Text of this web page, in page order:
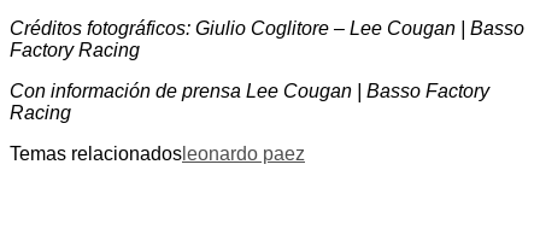
Créditos fotográficos: Giulio Coglitore – Lee Cougan | Basso
Factory Racing
Con información de prensa Lee Cougan | Basso Factory
Racing
Temas relacionados leonardo paez